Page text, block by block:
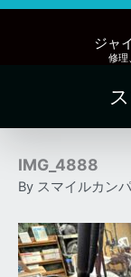
内
ッ
ジャ
修理
IMG_4888
By スマイルカン